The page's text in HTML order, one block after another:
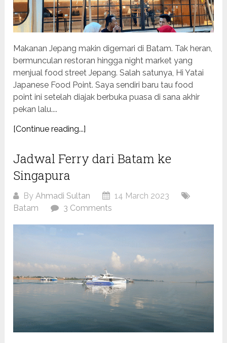
Makanan Jepang makin digemari di Batam. Tak heran,
bermunculan restoran hingga night market yang
menjual food street Jepang. Salah satunya, Hi Yatai
Japanese Food Point. Saya sendiri baru tau food
point ini setelah diajak berbuka puasa di sana akhir
pekan lalu....
[Continue reading...]
Jadwal Ferry dari Batam ke
Singapura
ByAhmadi Sultan
14 March 2023
Batam
3 Comments